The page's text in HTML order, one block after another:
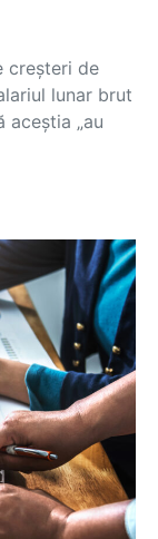
creșteri de
lunar brut
„au